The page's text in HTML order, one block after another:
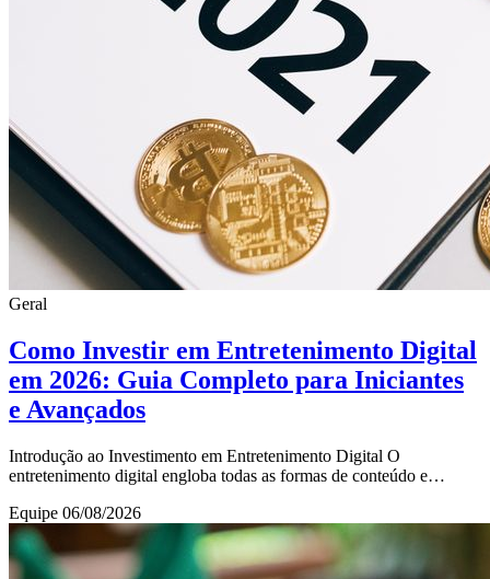
Geral
Como Investir em Entretenimento Digital
em 2026: Guia Completo para Iniciantes
e Avançados
Introdução ao Investimento em Entretenimento Digital O
entretenimento digital engloba todas as formas de conteúdo e
Equipe 06/08/2026